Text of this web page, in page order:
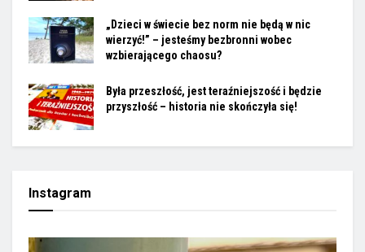
„Dzieci w świecie bez norm nie będą w nic
wierzyć!” – jesteśmy bezbronni wobec
wzbierającego chaosu?
Była przeszłość, jest teraźniejszość i będzie
przyszłość – historia nie skończyła się!
Instagram